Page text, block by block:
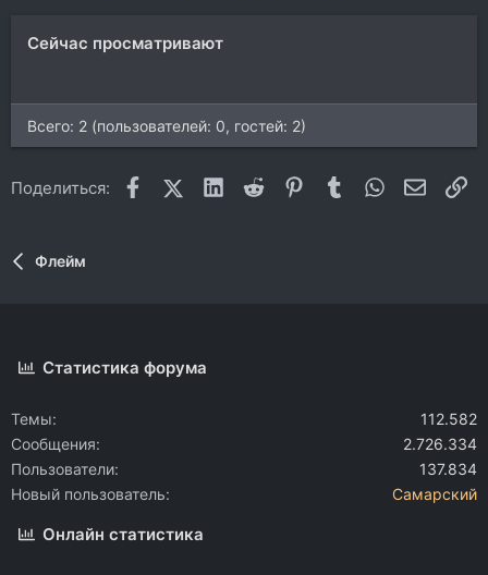
Сейчас просматривают
Всего: 2 (пользователей: 0, гостей: 2)
Поделиться: FacebookX (Twitter)
LinkedIn
Reddit Pinterest
Tumblr WhatsApp
Флейм
Статистика форума
Темы
112.582
Сообщения
2.726.334
Пользователи
137.834
Новый пользователь
Самарский
Онлайн статистика